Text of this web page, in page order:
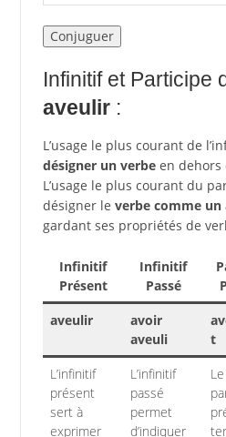
Infinitif et Participe
aveulir:
L’usage le plus courant de
désigner un verbeen dehors
L’usage le plus courant du
désigner le verbe comme un
gardant ses propriétés de
Infinitif
Présent
Infinitif
Passé
aveulir
avoir
aveuli
t
L’infinitif
présent
sert à
exprimer
L’infinitif
passé
permet
d’indiquer
Le